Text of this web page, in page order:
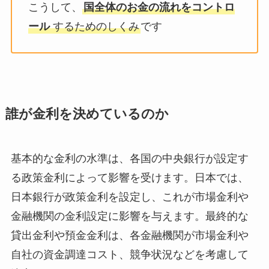
こうして、 国全体のお金の流れをコントロ
ールするためのしくみです
誰が金利を決めているのか
基本的な金利の水準は、各国の中央銀行が設定す
る政策金利によって影響を受けます。日本では、
日本銀行が政策金利を設定し、これが市場金利や
金融機関の金利設定に影響を与えます。最終的な
貸出金利や預金金利は、各金融機関が市場金利や
自社の資金調達コスト、競争状況などを考慮して